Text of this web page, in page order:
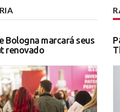
Bologna marcará seus
renovado